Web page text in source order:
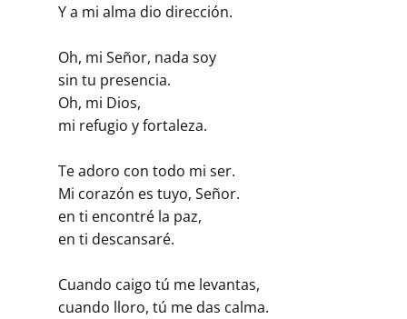
Y a mi alma dio dirección.
Oh, mi Señor, nada soy
sin tu presencia.
Oh, mi Dios,
mi refugio y fortaleza.
Te adoro con todo mi ser.
Mi corazón es tuyo, Señor.
en ti encontré la paz,
en ti descansaré.
Cuando caigo tú me levantas,
cuando lloro, tú me das calma.